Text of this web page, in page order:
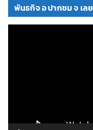
พันธกิจ อ ปากชม จ เลย